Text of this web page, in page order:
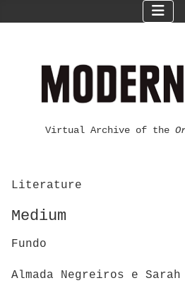
Virtual Archive of the
Literature
Medium
Fundo
Almada Negreiros e